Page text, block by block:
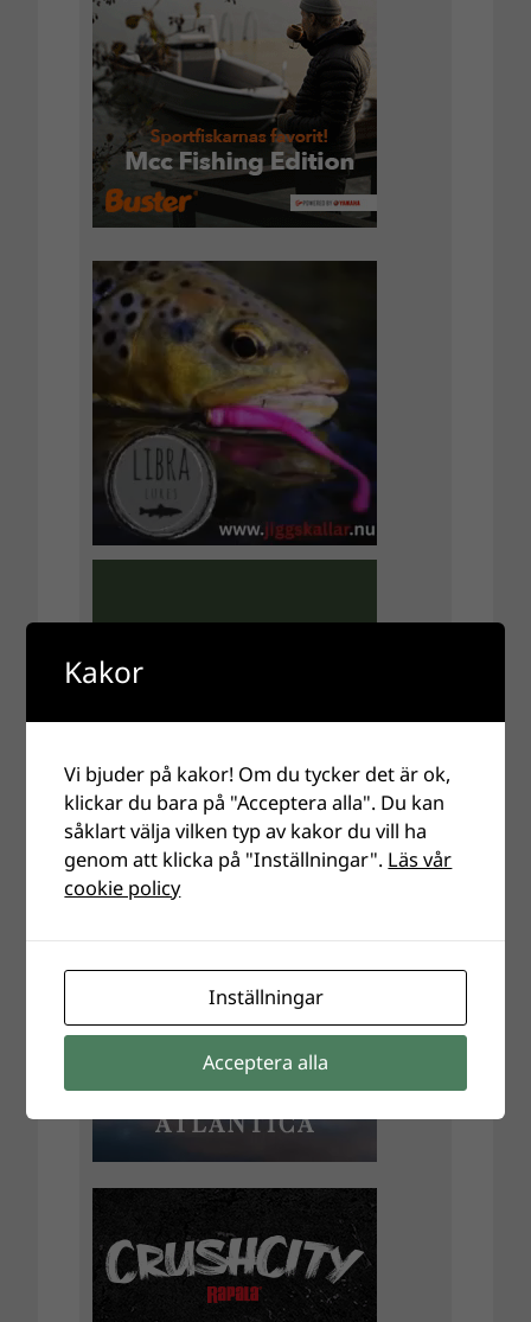
Kakor
Vi bjuder på kakor! Om du tycker det är ok,
klickar du bara på "Acceptera alla". Du kan
såklart välja vilken typ av kakor du vill ha
genom att klicka på "Inställningar". Läs vår
cookie policy
Inställningar
Acceptera alla